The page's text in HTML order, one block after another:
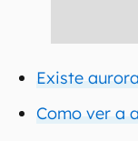
Existe
Como ver a